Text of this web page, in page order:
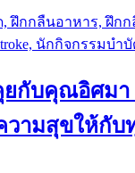
ยกับคุณอิศมา
วามสุขให้กับ